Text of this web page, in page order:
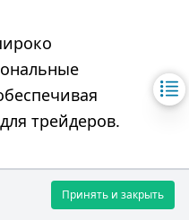
трейдеров.
и
Принять и закрыть